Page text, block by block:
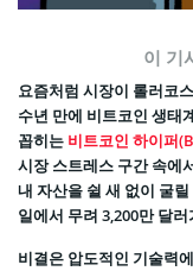
이 기
요즘처럼 시장이 롤러코
수년 만에 비트코인 생태
꼽히는 비트코인 하이퍼
시장 스트레스 구간 속에
내 자산을 쉴 새 없이 굴
일에서 무려 3,200만 달
비결은 압도적인 기술력